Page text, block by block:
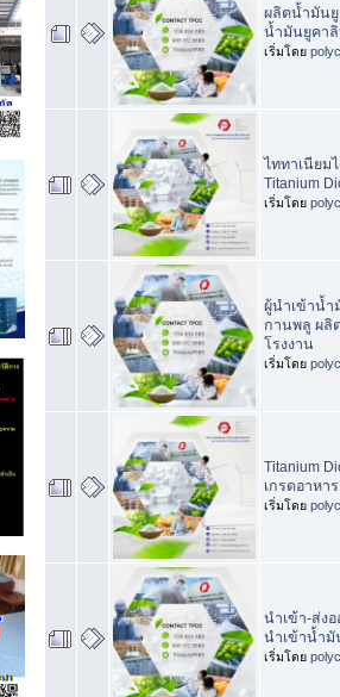
ผลิตน้ำมัน
น้ำมันยูคาลิ
เริ่มโดย
ไททาเนียม
Titanium
เริ่มโดย
ผู้นำเข้าน้ำ
กานพลู ผลิ
โรงงาน
เริ่มโดย
Titanium
เกรดอาหาร
เริ่มโดย
นำเข้า-ส่ง
นำเข้าน้ำมั
เริ่มโดย